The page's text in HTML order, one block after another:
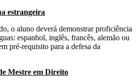
estrangeira
o aluno deverá demonstrar proficiência
espanhol, inglês, francês, alemão ou
pré-requisito para a defesa da
Mestre em Direito